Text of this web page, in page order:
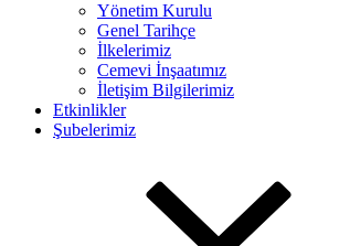
Yönetim Kurulu
Genel Tarihçe
İlkelerimiz
Cemevi İnşaatımız
İletişim Bilgilerimiz
Etkinlikler
Şubelerimiz